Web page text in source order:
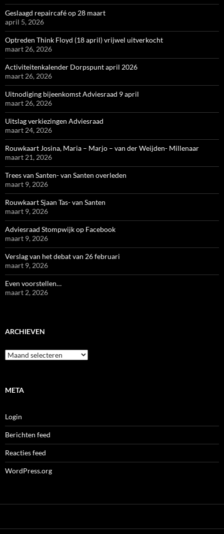
Geslaagd repaircafé op 28 maart
april 5, 2026
Optreden Think Floyd (18 april) vrijwel uitverkocht
maart 26, 2026
Activiteitenkalender Dorpspunt april 2026
maart 26, 2026
Uitnodiging bijeenkomst Adviesraad 9 april
maart 26, 2026
Uitslag verkiezingen Adviesraad
maart 24, 2026
Rouwkaart Josina, Maria – Marjo – van der Weijden- Millenaar
maart 21, 2026
Trees van Santen- van Santen overleden
maart 9, 2026
Rouwkaart Sjaan Tas- van Santen
maart 9, 2026
Adviesraad Stompwijk op Facebook
maart 9, 2026
Verslag van het debat van 26 februari
maart 9, 2026
Even voorstellen…
maart 2, 2026
ARCHIEVEN
Archieven
META
Login
Berichten feed
Reacties feed
WordPress.org